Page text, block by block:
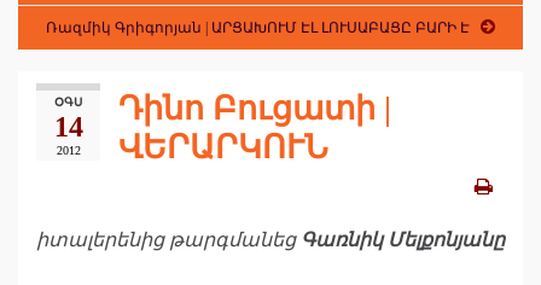
Ռազմիկ Գրիգորյան | ԱՐՑԱԽՈՒՄ ԷԼ ԼՈՒՍԱԲԱՑԸ ԲԱՐԻ Է
ՕԳՍ
14
2012
Դինո Բուցատի |
ՎԵՐԱՐԿՈՒՆ
իտալերենից թարգմանեց Գառնիկ Մելքոնյանը